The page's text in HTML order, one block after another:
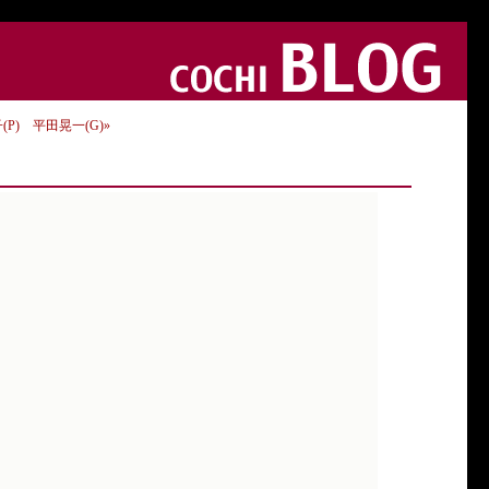
(P) 平田晃一(G)»